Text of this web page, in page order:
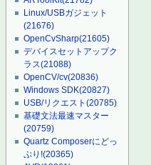
Linux/USBガジェット
(21676)
OpenCvSharp(21605)
デバイスセットアップク
ラス(21088)
OpenCV/cv(20836)
Windows SDK(20827)
USB/リクエスト(20785)
基礎文法最速マスター
(20759)
Quartz Composerにどっ
ぷり!(20365)